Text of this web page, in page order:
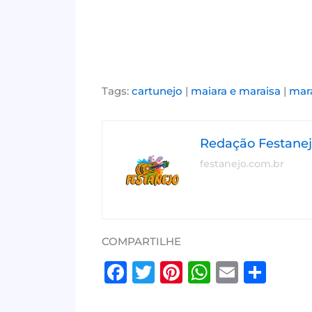
Tags: cartunejo | maiara e maraisa |
Redação
festanejo.com.br
COMPARTILHE
F T Pi WE S